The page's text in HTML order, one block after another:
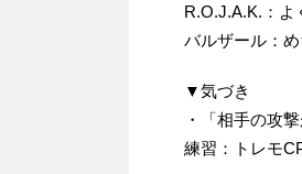
R.O.J.A.K.：よ
バルザール：
▼気づき
・「相手の攻
練習：トレモ